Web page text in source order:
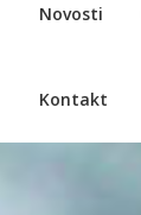
Novosti
Kontakt